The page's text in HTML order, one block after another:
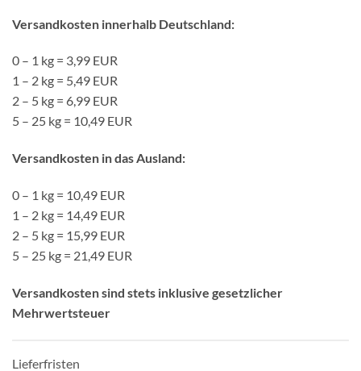
Versandkosten innerhalb Deutschland:
0 – 1 kg = 3,99 EUR
1 – 2 kg = 5,49 EUR
2 – 5 kg = 6,99 EUR
5 – 25 kg = 10,49 EUR
Versandkosten in das Ausland:
0 – 1 kg = 10,49 EUR
1 – 2 kg = 14,49 EUR
2 – 5 kg = 15,99 EUR
5 – 25 kg = 21,49 EUR
Versandkosten sind stets inklusive gesetzlicher
Mehrwertsteuer
Lieferfristen